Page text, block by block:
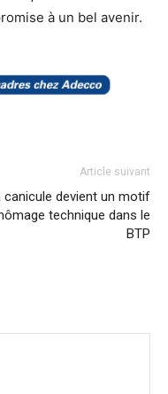
à un bel avenir.
Article suivant
canicule devient un motif
technique dans le
BTP